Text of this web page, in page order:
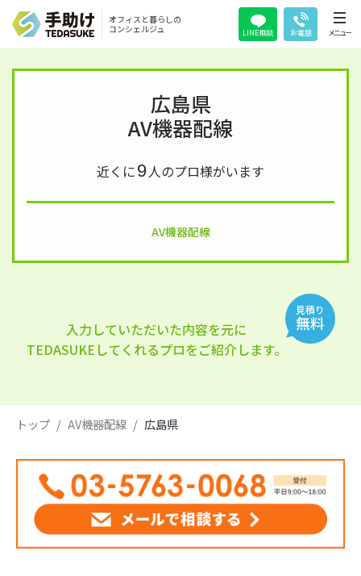
オフィスと暮らしの
コンシェルジュ
LINE相談 お電話 メニュー
広島県
AV機器配線
近くに9人のプロ様がいます
AV機器配線
見積り
無料
入力していただいた内容を元に
TEDASUKEしてくれるプロをご紹介します。
トップ AV機器配線 広島県